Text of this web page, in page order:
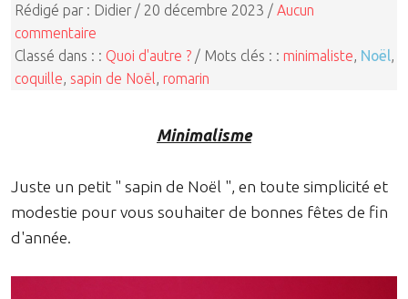
Rédigé par : Didier / 20 décembre 2023 / Aucun
commentaire
Classé dans : : Quoi d'autre ? / Mots clés : : minimaliste Noël
coquille sapin de Noël romarin
Minimalisme
Juste un petit " sapin de Noël ", en toute simplicité et
modestie pour vous souhaiter de bonnes fêtes de fin
d'année.